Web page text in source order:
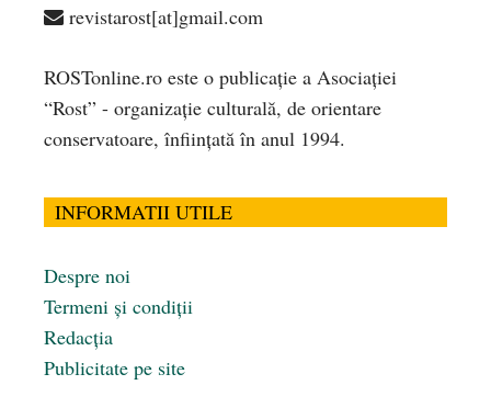
revistarost[at]gmail.com
ROSTonline.ro este o publicaţie a Asociaţiei
“Rost” - organizaţie culturală, de orientare
conservatoare, înfiinţată în anul 1994.
INFORMATII UTILE
Despre noi
Termeni și condiții
Redacția
Publicitate pe site